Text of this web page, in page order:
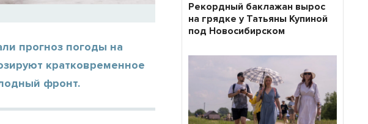
прогноз погоды на
кратковременное
фронт.
Рекордный баклажан вырос
на грядке у Татьяны Купиной
под Новосибирском